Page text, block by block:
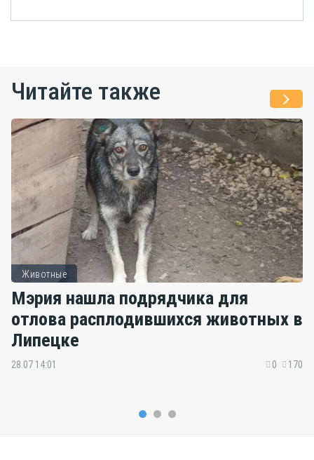
Читайте также
Животные
Мэрия нашла подрядчика для
отлова расплодившихся животных в
Липецке
28.07 14:01 0 170